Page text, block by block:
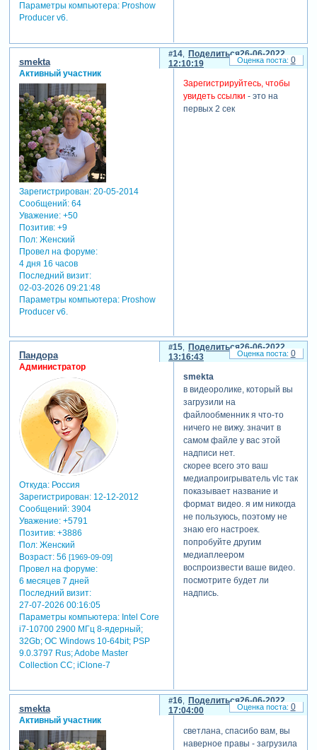
Параметры компьютера:Proshow
Producer v6.
Поделиться
14
26-06-2022
12:10:19
smekta
Активный участник
Зарегистрирован: 20-05-2014
Сообщений:64
Уважение: +50
Позитив: +9
Пол:Женский
Провел на форуме:
4 дня 16 часов
Последний визит:
02-03-2026 09:21:48
Параметры компьютера:Proshow
Producer v6.
Зарегистрируйтесь, чтобы
увидеть ссылки - это на
первых 2 сек
0
Поделиться
15
26-06-2022
13:16:43
Пандора
Администратор
Откуда:Россия
Зарегистрирован: 12-12-2012
Сообщений:3904
Уважение: +5791
Позитив: +3886
Пол:Женский
Возраст:56 [1969-09-09]
Провел на форуме:
6 месяцев 7 дней
Последний визит:
27-07-2026 00:16:05
Параметры компьютера:Intel Core
i7-10700 2900 МГц 8-ядерный;
32Gb; ОС Windows 10-64bit; PSP
9.0.3797 Rus; Adobe Master
Collection СС; iClone-7
smekta
в видеоролике, который вы
загрузили на
файлообменник я что-то
ничего не вижу. значит в
самом файле у вас этой
надписи нет.
скорее всего это ваш
медиапроигрыватель vlc так
показывает название и
формат видео. я им никогда
не пользуюсь, поэтому не
знаю его настроек.
попробуйте другим
медиаплеером
воспроизвести ваше видео.
посмотрите будет ли
надпись.
0
Поделиться
16
26-06-2022
17:04:00
smekta
Активный участник
светлана, спасибо вам, вы
наверное правы - загрузила
0